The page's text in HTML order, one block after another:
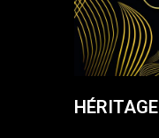
HÉRITAGE